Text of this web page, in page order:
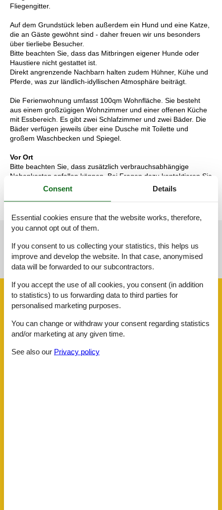
Fliegengitter.
Auf dem Grundstück leben außerdem ein Hund und eine Katze,
die an Gäste gewöhnt sind - daher freuen wir uns besonders
über tierliebe Besucher.
Bitte beachten Sie, dass das Mitbringen eigener Hunde oder
Haustiere nicht gestattet ist.
Direkt angrenzende Nachbarn halten zudem Hühner, Kühe und
Pferde, was zur ländlich-idyllischen Atmosphäre beiträgt.
Die Ferienwohnung umfasst 100qm Wohnfläche. Sie besteht
aus einem großzügigen Wohnzimmer und einer offenen Küche
mit Essbereich. Es gibt zwei Schlafzimmer und zwei Bäder. Die
Bäder verfügen jeweils über eine Dusche mit Toilette und
großem Waschbecken und Spiegel.
Vor Ort
Bitte beachten Sie, dass zusätzlich verbrauchsabhängige
Nebenkosten anfallen können. Bei Fragen dazu kontaktieren Sie
bitte direkt den Gastgeber.
See nearby objects
See the course of the sun around the object
Facilities
AccommodationFacilities
Bike friendly
Internet in the public area
Consent Details
Essential cookies ensure that the website works, therefore,
you cannot opt out of them.
If you consent to us collecting your statistics, this helps us
improve and develop the website. In that case, anonymised
data will be forwarded to our subcontractors.
If you accept the use of all cookies, you consent (in addition
to statistics) to us forwarding data to third parties for
personalised marketing purposes.
You can change or withdraw your consent regarding statistics
and/or marketing at any given time.
See also our Privacy policy